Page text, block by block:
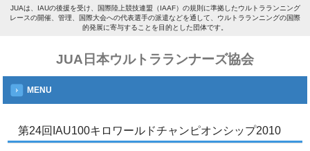
JUAは、IAUの後援を受け、国際陸上競技連盟（IAAF）の規則に準拠したウルトラランニング
レースの開催、管理、国際大会への代表選手の派遣などを通して、ウルトラランニングの国際
的発展に寄与することを目的とした団体です。
JUA日本ウルトラランナーズ協会
MENU
第24回IAU100キロワールドチャンピオンシップ2010